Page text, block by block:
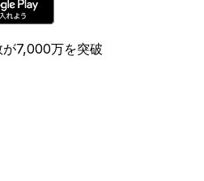
7,000万を突破